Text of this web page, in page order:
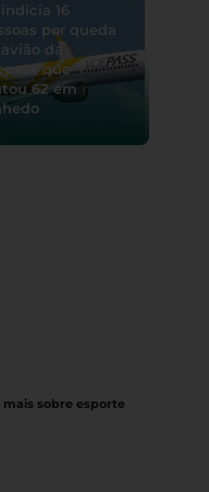
indicia 16
por queda
da
que
62 em
mais sobre esporte